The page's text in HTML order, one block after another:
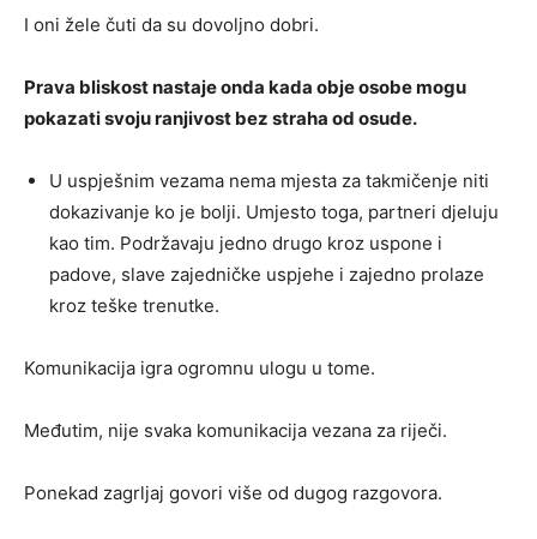
I oni žele čuti da su dovoljno dobri.
Prava bliskost nastaje onda kada obje osobe mogu
pokazati svoju ranjivost bez straha od osude.
U uspješnim vezama nema mjesta za takmičenje niti
dokazivanje ko je bolji. Umjesto toga, partneri djeluju
kao tim. Podržavaju jedno drugo kroz uspone i
padove, slave zajedničke uspjehe i zajedno prolaze
kroz teške trenutke.
Komunikacija igra ogromnu ulogu u tome.
Međutim, nije svaka komunikacija vezana za riječi.
Ponekad zagrljaj govori više od dugog razgovora.